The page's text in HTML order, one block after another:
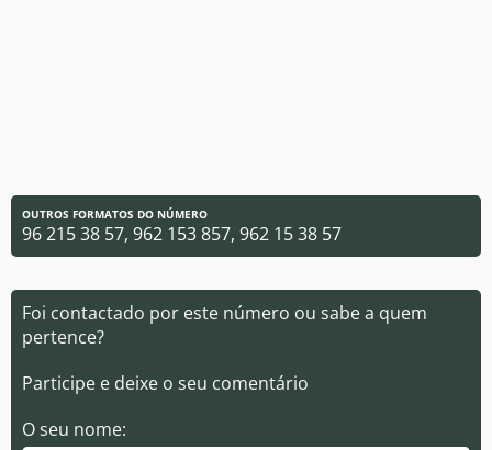
OUTROS FORMATOS DO NÚMERO
96 215 38 57, 962 153 857, 962 15 38 57
Foi contactado por este número ou sabe a quem
pertence?
Participe e deixe o seu comentário
O seu nome: